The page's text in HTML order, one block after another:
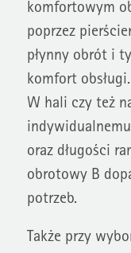
komfortowym
poprzez
płynny obrót i
komfort obsługi.
W hali czy też
oraz długości
obrotowy B
potrzeb.
Także przy